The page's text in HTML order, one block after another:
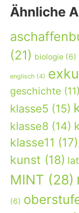
Ähnliche
(21) biologie (6)
englisch (4)
geschichte (11)
klasse5 (15)
klasse8 (14)
klasse11 (17)
kunst (18)
MINT (28)
(6)